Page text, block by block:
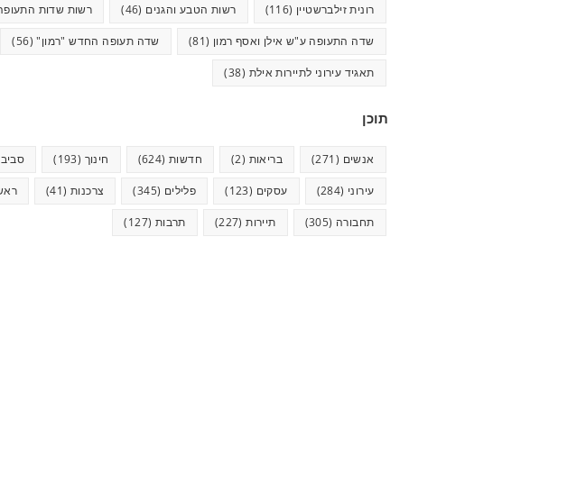
רונית זילברשטיין (116) רשות הטבע והגנים (46) רשות שדות
שדה התעופה ע"ש אילן ואסף רמון (81) שדה תעופה החדש "רמון"(56)
תאגיד עירוני לתיירות אילת (38)
תוכן
אנשים (271) בריאות (2) חדשות(624) חינוך (193)
עירוני (284) עסקים (123) פלילים (345) צרכנות(41)
תחבורה (305) תיירות(227) תרבות (127)